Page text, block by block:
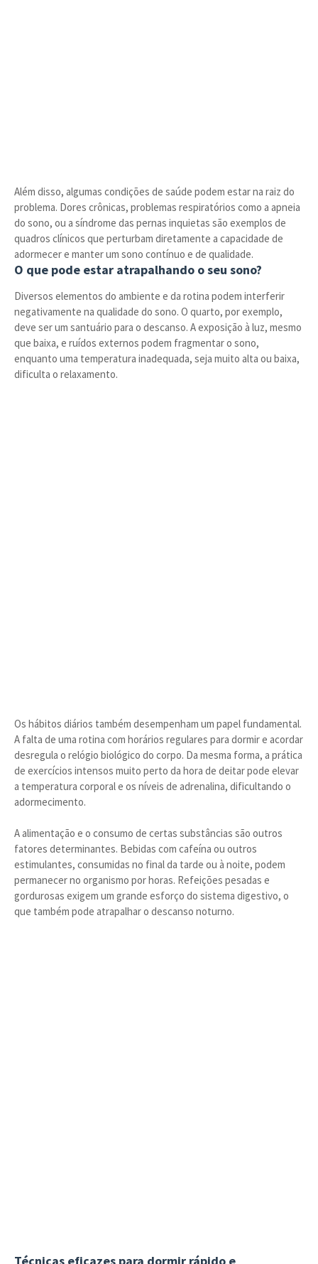
Além disso, algumas condições de saúde podem estar na raiz do
problema. Dores crônicas, problemas respiratórios como a apneia
do sono, ou a síndrome das pernas inquietas são exemplos de
quadros clínicos que perturbam diretamente a capacidade de
adormecer e manter um sono contínuo e de qualidade.
O que pode estar atrapalhando o seu sono?
Diversos elementos do ambiente e da rotina podem interferir
negativamente na qualidade do sono. O quarto, por exemplo,
deve ser um santuário para o descanso. A exposição à luz, mesmo
que baixa, e ruídos externos podem fragmentar o sono,
enquanto uma temperatura inadequada, seja muito alta ou baixa,
dificulta o relaxamento.
Os hábitos diários também desempenham um papel fundamental.
A falta de uma rotina com horários regulares para dormir e acordar
desregula o relógio biológico do corpo. Da mesma forma, a prática
de exercícios intensos muito perto da hora de deitar pode elevar
a temperatura corporal e os níveis de adrenalina, dificultando o
adormecimento.
A alimentação e o consumo de certas substâncias são outros
fatores determinantes. Bebidas com cafeína ou outros
estimulantes, consumidas no final da tarde ou à noite, podem
permanecer no organismo por horas. Refeições pesadas e
gordurosas exigem um grande esforço do sistema digestivo, o
que também pode atrapalhar o descanso noturno.